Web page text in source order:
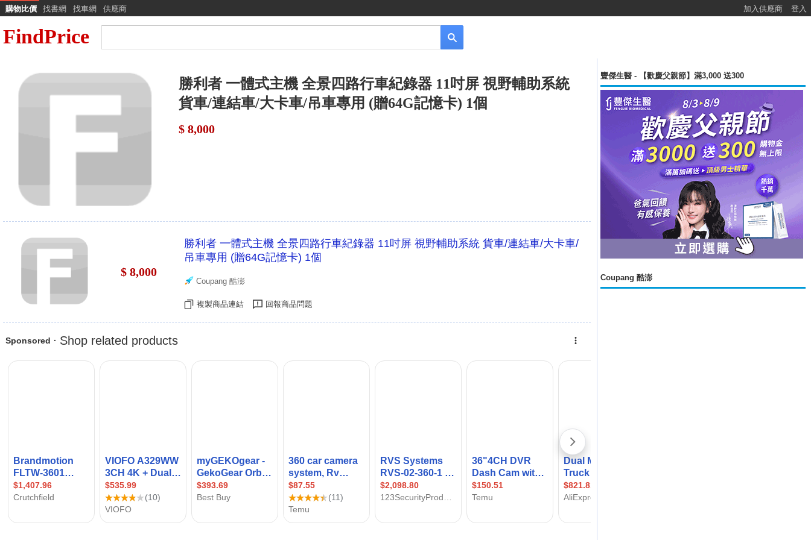
購物比價 找書網 找車網 供應商 加入供應商 登入
FindPrice
勝利者 一體式主機 全景四路行車紀錄器 11吋屏 視野輔助系統
貨車/連結車/大卡車/吊車專用 (贈64G記憶卡) 1個
$ 8,000
$ 8,000
勝利者 一體式主機 全景四路行車紀錄器 11吋屏 視野輔助系統 貨車/連結車/大卡車/
吊車專用 (贈64G記憶卡) 1個
Coupang 酷澎
複製商品連結 回報商品問題
豐傑生醫 - 【歡慶父親節】滿3,000 送300
Coupang 酷澎